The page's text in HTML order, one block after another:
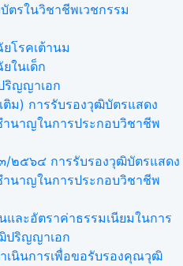
ตรในวิชาชีพเวชกรรม
โรคเต้านม
ในเด็ก
ริญญา​เอก
ติม) การรับรองวุฒิบัตรแสดง
นาญในการประกอบวิชาชีพ
/๒๕๖๔ การรับรองวุฒิบัตรแสดง
นาญในการประกอบวิชาชีพ
และอัตราค่าธรรมเนียมในการ
ปริญญาเอก
เนินการเพื่อขอรับรองคุณวุฒิ